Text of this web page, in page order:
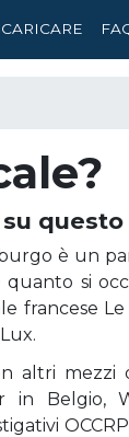
è un
quanto si
francese
altri mezzi
in Belgio,